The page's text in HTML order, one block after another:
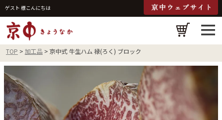
ゲスト 様こんにちは
TOP 加工品 京中式 牛生ハム 禄(ろく) ブロック